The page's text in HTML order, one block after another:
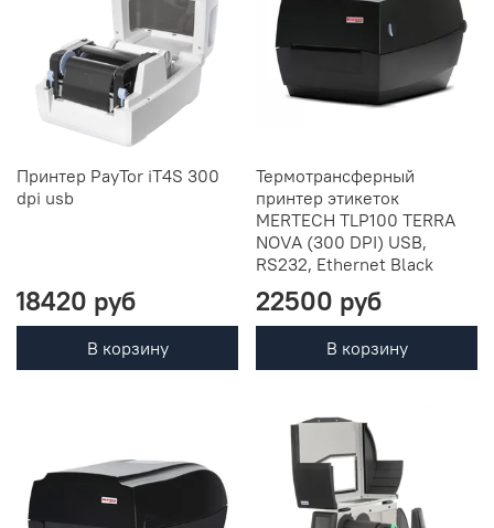
Принтер PayTor iT4S 300
dpi usb
18420 руб
В корзину
Термотрансферный
принтер этикеток
MERTECH TLP100 TERRA
NOVA (300 DPI) USB,
RS232, Ethernet Black
22500 руб
В корзину